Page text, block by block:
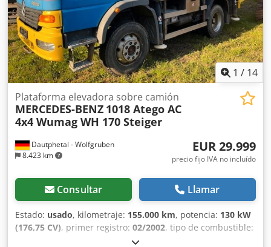
1 / 14
Dautphetal - Wolfgruben
8.423 km
Plataforma elevadora sobre camión
MERCEDES-BENZ 1018 Atego AC
4x4 Wumag WH 170 Steiger
EUR 29.999
precio fijo IVA no incluído
Consultar Llamar
Estado: usado, kilometraje: 155.000 km, potencia: 130 kW
(176,75 CV), primer registro: 02/2002, tipo de combustible:
, configuración de ejes: